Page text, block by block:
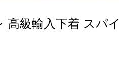
高級輸入下着 スパ